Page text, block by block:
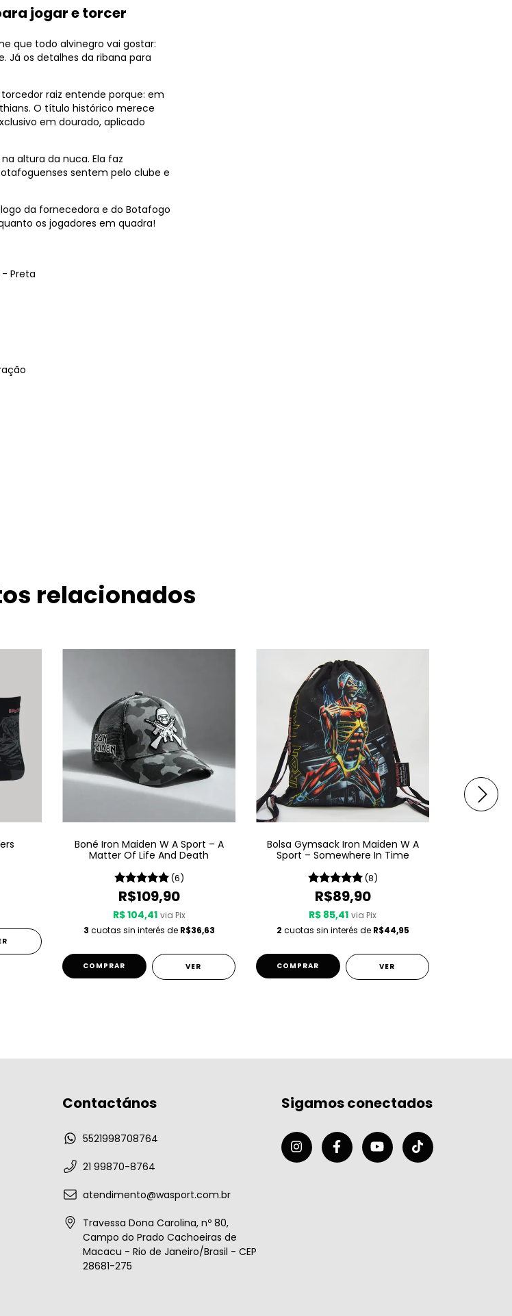
jogar e torcer
que todo alvinegro vai gostar:
Já os detalhes da ribana para
raiz entende porque: em
O título histórico merece
em dourado, aplicado
altura da nuca. Ela faz
sentem pelo clube e
da fornecedora e do Botafogo
os jogadores em quadra!
- Preta
relacionados
Boné Iron Maiden W A Sport – A
Matter Of Life And Death
(6)
R$109,90
R$ 104,41 via Pix
3 cuotas sin interés de R$36,63
VER
Bolsa Gymsack Iron Maiden W A
Sport – Somewhere In Time
(8)
R$89,90
R$ 85,41 via Pix
2 cuotas sin interés de R$44,95
VER
Contactános
5521998708764
21 99870-8764
atendimento@wasport.com.br
Travessa Dona Carolina, nº 80,
Campo do Prado Cachoeiras de
Macacu - Rio de Janeiro/Brasil - CEP
28681-275
Sigamos conectados